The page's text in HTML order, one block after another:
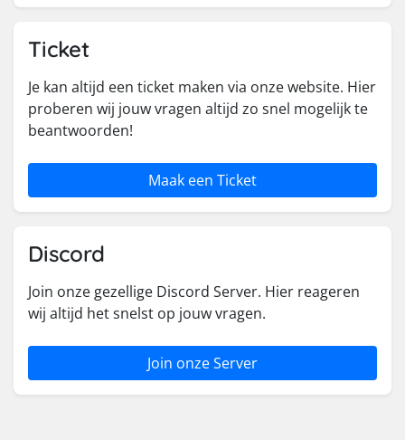
Ticket
Je kan altijd een ticket maken via onze website. Hier
proberen wij jouw vragen altijd zo snel mogelijk te
beantwoorden!
Maak een Ticket
Discord
Join onze gezellige Discord Server. Hier reageren
wij altijd het snelst op jouw vragen.
Join onze Server